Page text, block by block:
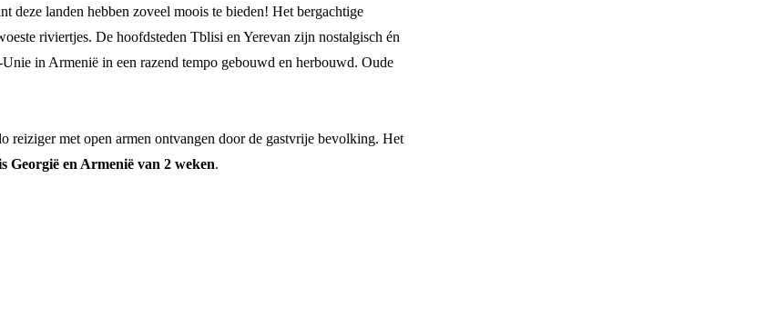
deze landen hebben zoveel moois te bieden! Het bergachtige
riviertjes. De hoofdsteden Tblisi en Yerevan zijn nostalgisch én
in Armenië in een razend tempo gebouwd en herbouwd. Oude
reiziger met open armen ontvangen door de gastvrije bevolking. Het
Georgië en Armenië van 2 weken.